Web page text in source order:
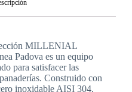
MILLENIAL
Padova es un equipo
para satisfacer las
Construido con
inoxidable AISI 304,